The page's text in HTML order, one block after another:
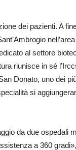
dei pazienti. A
al settore
riunisce in sé
Donato, uno dei
si
da due ospedali
a 360